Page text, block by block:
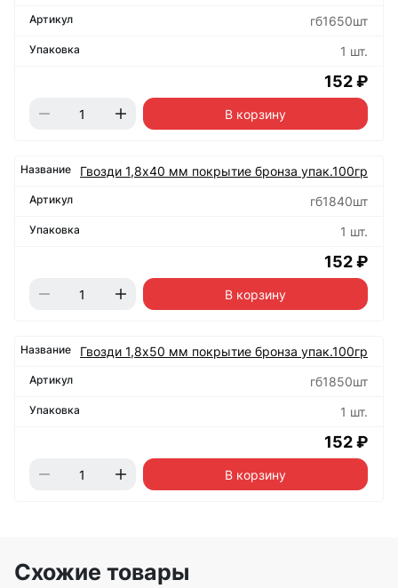
гб1650шт
1 шт.
152 ₽
В корзину
Гвозди 1,8х40 мм покрытие бронза упак.100гр
гб1840шт
1 шт.
152 ₽
В корзину
Гвозди 1,8х50 мм покрытие бронза упак.100гр
гб1850шт
1 шт.
152 ₽
В корзину
Схожие товары